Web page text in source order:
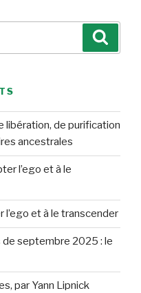
libération, de purification
ancestrales
l’ego et à le
et à le transcender
de septembre 2025 : le
par Yann Lipnick